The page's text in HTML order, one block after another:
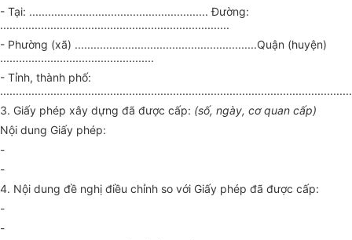
- Tại: ......................................................... Đường:
.........................................................................
- Phường (xã) ..........................................................Quận (huyện)
.................................................
- Tỉnh, thành phố:
.............................................................
3. Giấy phép xây dựng đã được cấp: (số, ngày, cơ quan cấp)
Nội dung Giấy phép:
-
-
4. Nội dung đề nghị điều chỉnh so với Giấy phép đã được cấp:
-
-